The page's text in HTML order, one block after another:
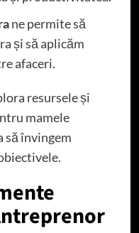
ne permite să
și să aplicăm
afaceri.
resursele și
mamele
să învingem